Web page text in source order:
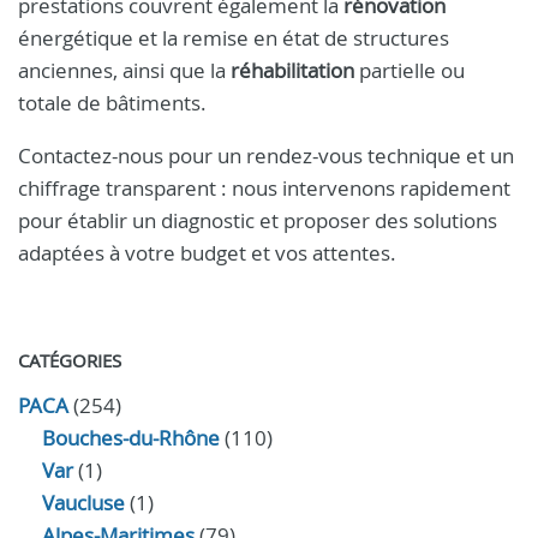
énergétique et la remise en état de structures
anciennes, ainsi que la réhabilitation partielle ou
totale de bâtiments.
Contactez-nous pour un rendez-vous technique et un
chiffrage transparent : nous intervenons rapidement
pour établir un diagnostic et proposer des solutions
adaptées à votre budget et vos attentes.
CATÉGORIES
PACA(254)
Bouches-du-Rhône(110)
Var(1)
Vaucluse(1)